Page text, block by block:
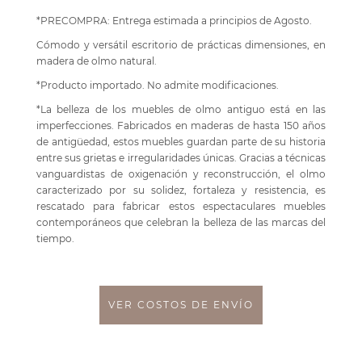
*PRECOMPRA: Entrega estimada a principios de Agosto.
Cómodo y versátil escritorio de prácticas dimensiones, en
madera de olmo natural.
*Producto importado. No admite modificaciones.
*La belleza de los muebles de olmo antiguo está en las
imperfecciones. Fabricados en maderas de hasta 150 años
de antigüedad, estos muebles guardan parte de su historia
entre sus grietas e irregularidades únicas. Gracias a técnicas
vanguardistas de oxigenación y reconstrucción, el olmo
caracterizado por su solidez, fortaleza y resistencia, es
rescatado para fabricar estos espectaculares muebles
contemporáneos que celebran la belleza de las marcas del
tiempo.
VER COSTOS DE ENVÍO